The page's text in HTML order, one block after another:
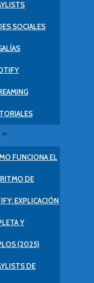
SOCIALES
FUNCIONA EL
DE
EXPLICACIÓN
Y
(2025)
DE